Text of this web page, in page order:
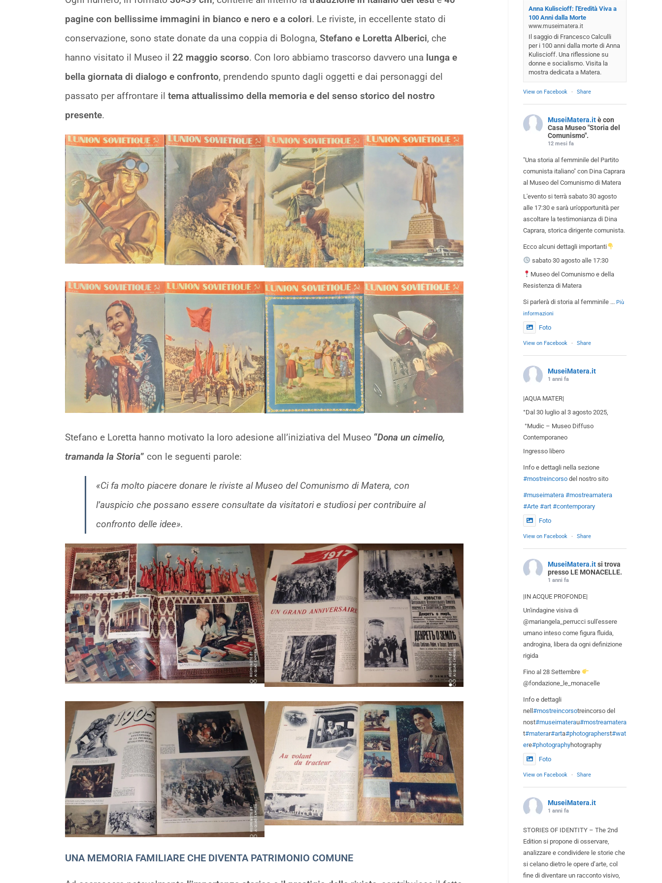
pagine con bellissime immagini in bianco e nero e a colori. Le riviste, in eccellente stato di
conservazione, sono state donate da una coppia di Bologna, Stefano e Loretta Alberici, che
hanno visitato il Museo il 22 maggio scorso. Con loro abbiamo trascorso davvero una lunga e
bella giornata di dialogo e confronto, prendendo spunto dagli oggetti e dai personaggi del
passato per affrontare il tema attualissimo della memoria e del senso storico del nostro
presente.
Stefano e Loretta hanno motivato la loro adesione all’iniziativa del Museo “Dona un cimelio,
tramanda la Storia” con le seguenti parole:
«Ci fa molto piacere donare le riviste al Museo del Comunismo di Matera, con
l’auspicio che possano essere consultate da visitatori e studiosi per contribuire al
confronto delle idee».
UNA MEMORIA FAMILIARE CHE DIVENTA PATRIMONIO COMUNE
Anna Kuliscioff: l'Eredità Viva a
100 Anni dalla Morte
www.museimatera.it
Il saggio di Francesco Calculli
per i 100 anni dalla morte di Anna
Kuliscioff. Una riflessione su
donne e socialismo. Visita la
mostra dedicata a Matera.
View on Facebook · Share
MuseiMatera.itè con
Casa Museo "Storia del
Comunismo".
12 mesi fa
"Una storia al femminile del Partito
comunista italiano" con Dina Caprara
al Museo del Comunismo di Matera
L'evento si terrà sabato 30 agosto
alle 17:30 e sarà un'opportunità per
ascoltare la testimonianza di Dina
Caprara, storica dirigente comunista.
Ecco alcuni dettagli importanti
sabato 30 agosto alle 17:30
Museo del Comunismo e della
Resistenza di Matera
Si parlerà di storia al femminile ... Più
informazioni
Foto
View on Facebook · Share
MuseiMatera.it
1 anni fa
|AQUA MATER|
°Dal 30 luglio al 3 agosto 2025,
°Mudic – Museo Diffuso
Contemporaneo
Ingresso libero
Info e dettagli nella sezione
#mostreincorso del nostro sito
#museimatera #mostreamatera
#Arte #art #contemporary
Foto
View on Facebook · Share
MuseiMatera.itsi trova
presso LE MONACELLE.
1 anni fa
|IN ACQUE PROFONDE|
Un'indagine visiva di
@mariangela_perrucci sull'essere
umano inteso come figura fluida,
androgina, libera da ogni definizione
rigida
Fino al 28 Settembre
@fondazione_le_monacelle
Info e dettagli
nell#mostreincorsotreincorso del
nost#museimaterau#mostreamatera
t#materar#arta#photographerst#wat
ere#photographyhotography
Foto
View on Facebook · Share
MuseiMatera.it
1 anni fa
STORIES OF IDENTITY – The 2nd
Edition si propone di osservare,
analizzare e condividere le storie che
si celano dietro le opere d’arte, col
fine di diventare un racconto visivo,